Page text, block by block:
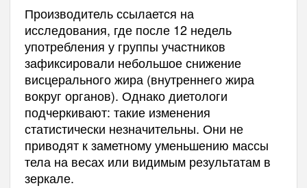
Производитель ссылается на
исследования, где после 12 недель
употребления у группы участников
зафиксировали небольшое снижение
висцерального жира (внутреннего жира
вокруг органов). Однако диетологи
подчеркивают: такие изменения
статистически незначительны. Они не
приводят к заметному уменьшению массы
тела на весах или видимым результатам в
зеркале.